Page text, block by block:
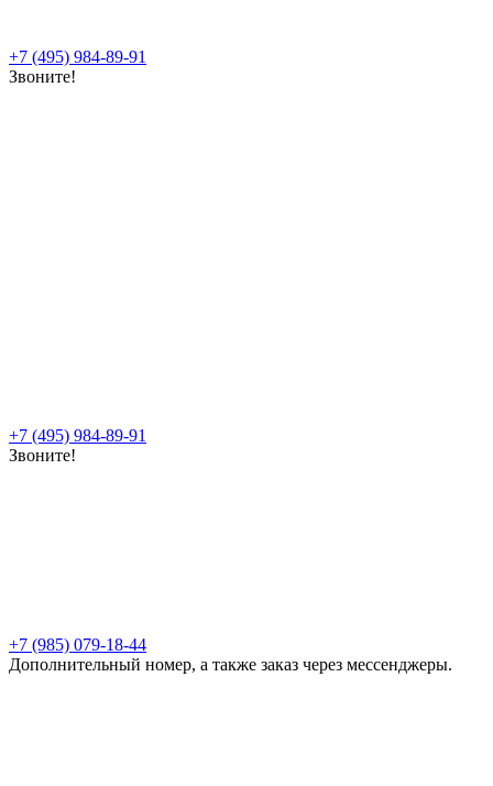
+7 (495) 984-89-91
Звоните!
+7 (495) 984-89-91
Звоните!
+7 (985) 079-18-44
Дополнительный номер, а также заказ через мессенджеры.